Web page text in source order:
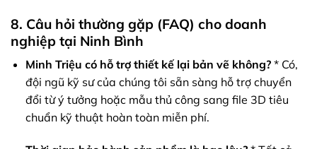
8. Câu hỏi thường gặp (FAQ) cho doanh
nghiệp tại Ninh Bình
Minh Triệu có hỗ trợ thiết kế lại bản vẽ không?* Có,
đội ngũ kỹ sư của chúng tôi sẵn sàng hỗ trợ chuyển
đổi từ ý tưởng hoặc mẫu thủ công sang file 3D tiêu
chuẩn kỹ thuật hoàn toàn miễn phí.